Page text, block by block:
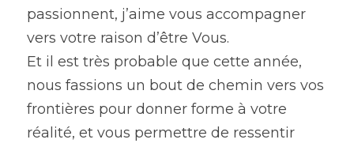
passionnent, j’aime vous accompagner
vers votre raison d’être Vous.
Et il est très probable que cette année,
nous fassions un bout de chemin vers vos
frontières pour donner forme à votre
réalité, et vous permettre de ressentir